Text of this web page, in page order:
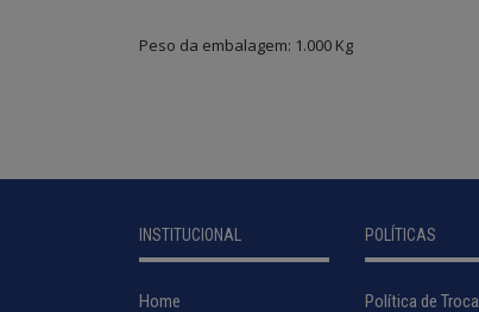
Peso da embalagem: 1.000 Kg
INSTITUCIONAL
Home
POLÍTICAS
Política de Troca